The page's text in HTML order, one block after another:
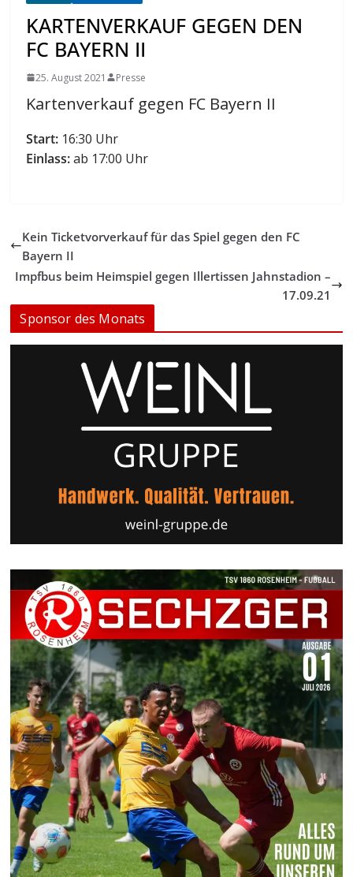
KARTENVERKAUF GEGEN DEN
FC BAYERN II
25. August 2021 Presse
Kartenverkauf gegen FC Bayern II
Start: 16:30 Uhr
Einlass:ab 17:00 Uhr
Kein Ticketvorverkauf für das Spiel gegen den FC
Bayern II
Impfbus beim Heimspiel gegen Illertissen Jahnstadion –
17.09.21
Sponsor des Monats